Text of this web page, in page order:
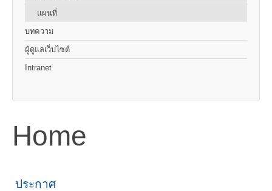
แผนที่
บทความ
ผู้ดูแลเว็บไซต์
Intranet
Home
ประกาศ